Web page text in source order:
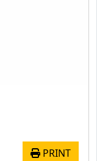
PRINT